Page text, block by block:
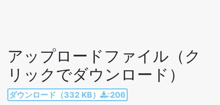
アップロードファイル（ク
リックでダウンロード）
ダウンロード（332 KB） :206